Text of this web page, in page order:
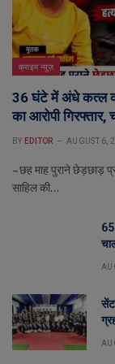
क्राइम न्यूज़
36 घंटे में अंधे कत्ल
का आरोपी गिरफ्तार,
BY EDITOR AUGUST 6,
– छह माह पुराने छेड़छाड़
साहिल की…
सेंट